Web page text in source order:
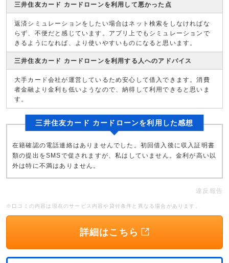
三井住友カード カードローンを利用して悪かった点
返済シミュレーションをしたい場合はネット検索をしなければな
らず、不便だと感じています。アプリ上でもシミュレーションで
きるようになれば、より使いやすいものになると思います。
三井住友カード カードローンを利用する人へのアドバイス
大手カード会社が運営しているため安心して借入できます。消費
者金融より金利も低いようなので、納得して利用できると思いま
す。
三井住友カード カードローンを利用した感想
在籍確認の電話連絡はありませんでした。初回借入後に収入証明書
類の提出をSMSで促されますが、私はしていません。金利が高い以
外は特に不満はありません。
違反報告
※口コミの内容は現在のサービス内容や貸付条件と異なる場合があります。
詳細はこちら